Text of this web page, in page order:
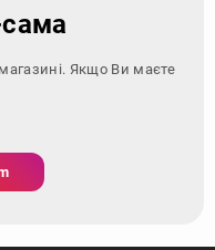
сама
Якщо Ви маєте